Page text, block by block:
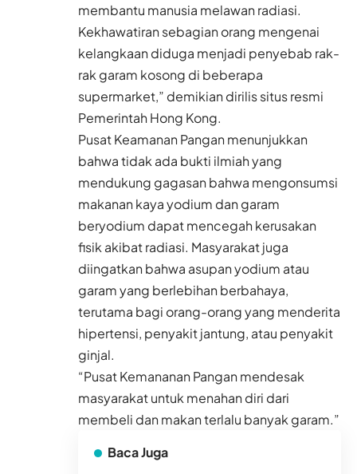
membantu manusia melawan radiasi.
Kekhawatiran sebagian orang mengenai
kelangkaan diduga menjadi penyebab rak-
rak garam kosong di beberapa
supermarket,” demikian dirilis situs resmi
Pemerintah Hong Kong.
Pusat Keamanan Pangan menunjukkan
bahwa tidak ada bukti ilmiah yang
mendukung gagasan bahwa mengonsumsi
makanan kaya yodium dan garam
beryodium dapat mencegah kerusakan
fisik akibat radiasi. Masyarakat juga
diingatkan bahwa asupan yodium atau
garam yang berlebihan berbahaya,
terutama bagi orang-orang yang menderita
hipertensi, penyakit jantung, atau penyakit
ginjal.
“Pusat Kemananan Pangan mendesak
masyarakat untuk menahan diri dari
membeli dan makan terlalu banyak garam.”
Baca Juga